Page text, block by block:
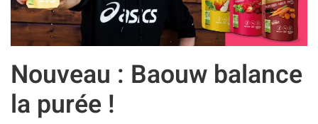
Nouveau : Baouw balance
la purée !